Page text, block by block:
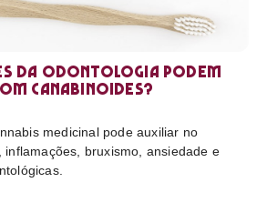
da odontologia podem
canabinoides?
medicinal pode auxiliar no
bruxismo, ansiedade e